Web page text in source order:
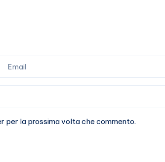
per la prossima volta che commento.